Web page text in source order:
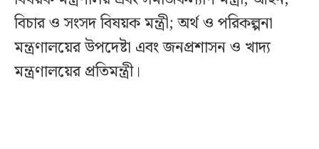
বিচার ও সংসদ বিষয়ক মন্ত্রী; অর্থ ও পরিকল্পনা
মন্ত্রণালয়ের উপদেষ্টা এবং জনপ্রশাসন ও খাদ্য
মন্ত্রণালয়ের প্রতিমন্ত্রী।